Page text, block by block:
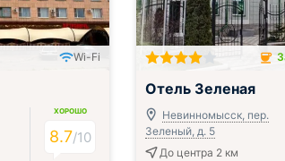
Wi-Fi
ХОРОШО
8.7/10
Завтрак включён
Отель Зеленая
Невинномысск, пер.
Зеленый, д. 5
До центра 2 км